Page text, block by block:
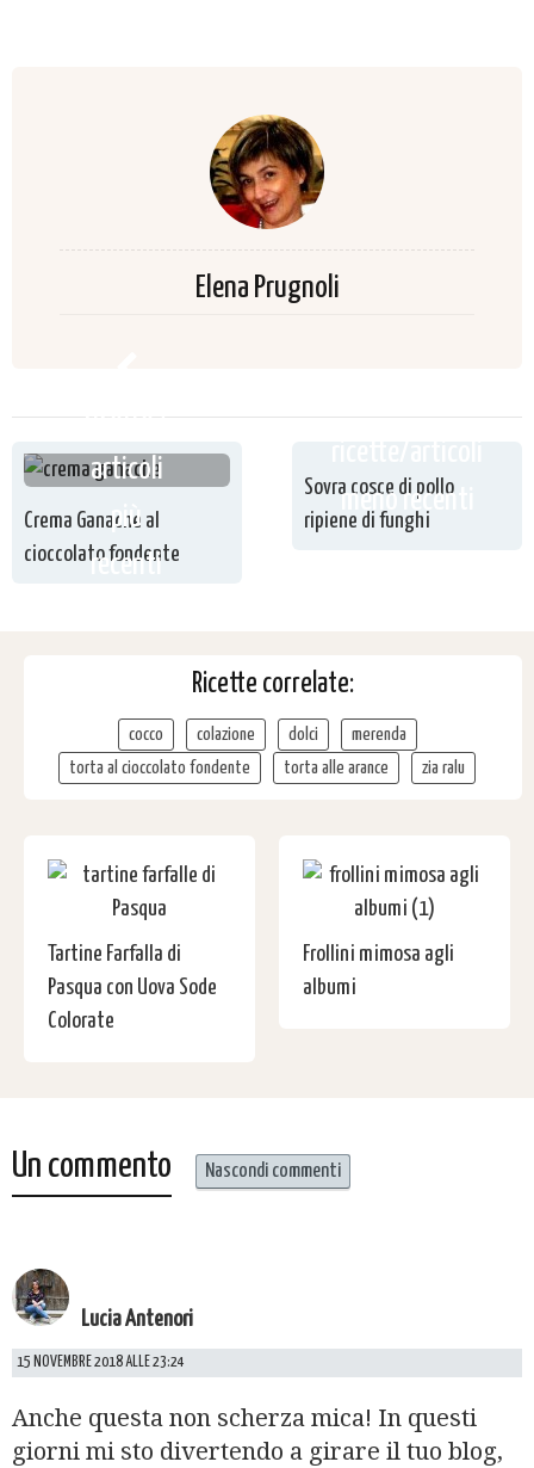
Elena Prugnoli
ricette /
articoli
più
recenti
Crema Ganache al
cioccolato fondente
meno recenti
Sovra cosce di pollo
ripiene di funghi
Ricette correlate:
cocco colazione dolci
merenda
torta al cioccolato fondente
torta alle arance zia ralu
Tartine Farfalla di
Pasqua con Uova Sode
Colorate
Frollini mimosa agli
albumi
Un commento Nascondi commenti
Lucia Antenori
15 NOVEMBRE 2018 ALLE 23:24
Anche questa non scherza mica! In questi
giorni mi sto divertendo a girare il tuo blog,